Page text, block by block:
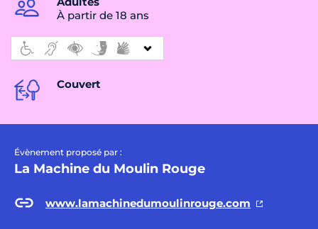
À partir de 18 ans
Couvert
Évènement proposé par :
La Machine du Moulin Rouge
www.lamachinedumoulinrouge.com